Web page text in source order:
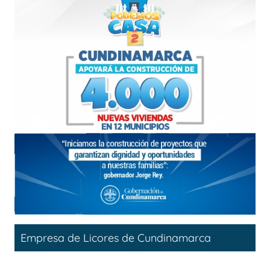
Empresa de Licores de Cundinamarca